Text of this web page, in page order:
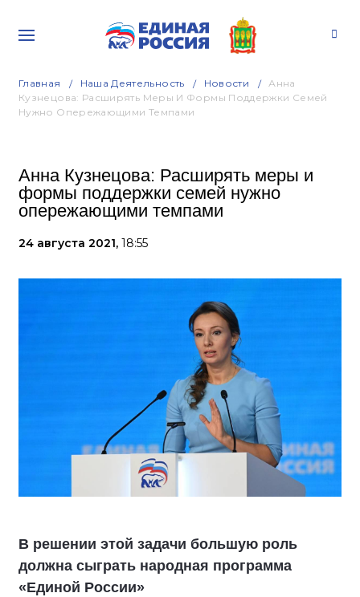
Главная Наша Деятельность Новости
Анна
Кузнецова: Расширять Меры И Формы Поддержки Семей
Нужно Опережающими Темпами
Анна Кузнецова: Расширять меры и
формы поддержки семей нужно
опережающими темпами
24 августа 2021, 18:55
В решении этой задачи большую роль
должна сыграть народная программа
«Единой России»